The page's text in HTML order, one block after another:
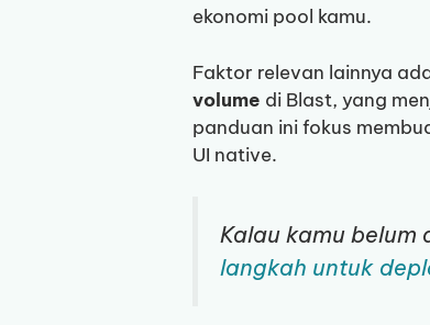
ekonomi pool kamu.
Faktor relevan lainnya
volume di Blast, yang
panduan ini fokus
UI native.
Kalau kamu
langkah untuk